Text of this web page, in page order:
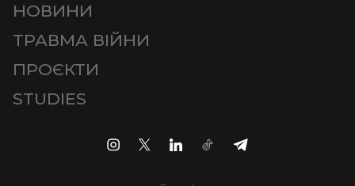
НОВИНИ
ТРАВМА ВІЙНИ
ПРОЄКТИ
STUDIES